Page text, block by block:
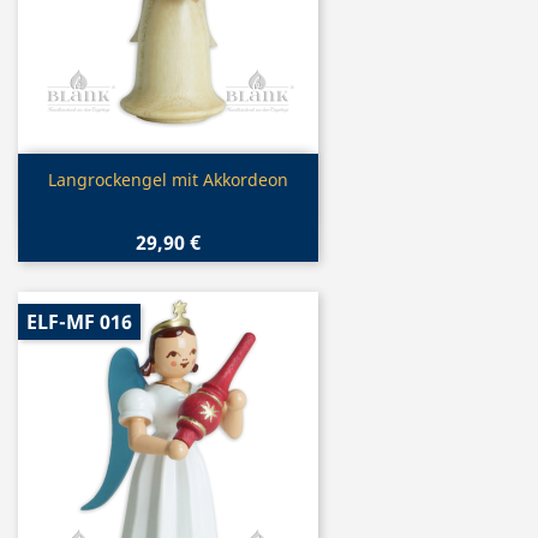
Vorschau
Langrockengel mit Akkordeon
29,90 €
ELF-MF 016